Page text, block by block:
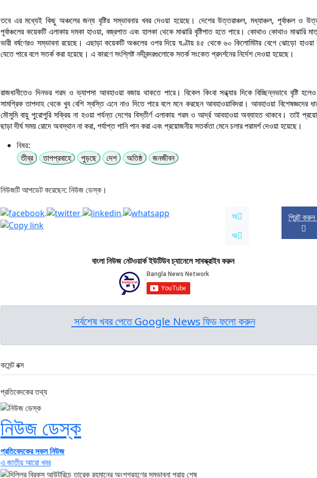
তবে এর মধ্যেই কিছু অঞ্চলের জন্য বৃষ্টির সম্ভাবনার খবর দেওয়া হয়েছে। দেশের উত্তরাঞ্চল, মধ্যাঞ্চল, পূর্বাঞ্চল ও
পূর্বাঞ্চলের কয়েকটি এলাকায় দমকা হাওয়া, বজ্রপাত এবং হালকা থেকে মাঝারি বৃষ্টিপাত হতে পারে। কোথাও কোথাও মাঝারি
ভারী বর্ষণেরও সম্ভাবনা রয়েছে। এছাড়া কয়েকটি অঞ্চলের ওপর দিয়ে ঘণ্টায় ৪৫ থেকে ৬০ কিলোমিটার বেগে ঝোড়ো হাওয়া
যেতে পারে বলে সতর্ক করা হয়েছে। এ কারণে সংশ্লিষ্ট নদীবন্দরগুলোকে সতর্ক সংকেত প্রদর্শনের নির্দেশ দেওয়া হয়েছে।
রাজধানীতেও দিনভর গরম ও ভ্যাপসা আবহাওয়া বজায় থাকতে পারে। বিকেল কিংবা সন্ধ্যার দিকে বিচ্ছিন্নভাবে বৃষ্টি
সামগ্রিক তাপদাহ থেকে খুব বেশি স্বস্তি এনে নাও দিতে পারে বলে মনে করছেন আবহাওয়াবিদরা। আবহাওয়া বিশেষজ্ঞদের
মৌসুমি বায়ু পুরোপুরি সক্রিয় না হওয়া পর্যন্ত দেশের বিস্তীর্ণ এলাকায় গরম ও আর্দ্র আবহাওয়া অব্যাহত থাকবে। তাই
ছাড়া দীর্ঘ সময় রোদে অবস্থান না করা, পর্যাপ্ত পানি পান করা এবং প্রয়োজনীয় সতর্কতা মেনে চলার পরামর্শ দেওয়া হয়েছে।
বিষয়:
তীব্র
তাপপ্রবাহে পুড়ছে দেশ অতিষ্ঠ জনজীবন
নিউজটি আপডেট করেছেন: নিউজ ডেস্ক।
অ
অ
প্রিন্ট
বাংলা নিউজ নেটওয়ার্ক ইউটিউব চ্যানেলে সাবস্ক্রাইব করুন
সর্বশেষ খবর পেতে Google News ফিড ফলো করুন
কমেন্ট বক্স
প্রতিবেদকের তথ্য
নিউজ ডেস্ক
প্রতিবেদকের সকল নিউজ
এ জাতীয় আরো খবর